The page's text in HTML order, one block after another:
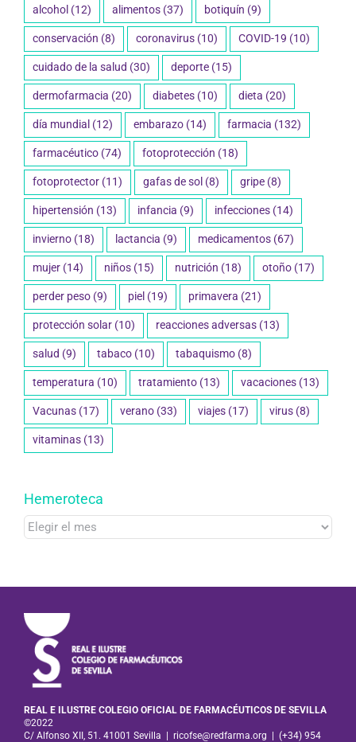
alcohol (12) alimentos (37) botiquín (9)
conservación (8) coronavirus (10) COVID-19 (10)
cuidado de la salud (30) deporte (15)
dermofarmacia (20) diabetes (10) dieta (20)
día mundial (12) embarazo (14) farmacia (132)
farmacéutico (74) fotoprotección (18)
fotoprotector (11) gafas de sol (8) gripe (8)
hipertensión (13) infancia (9) infecciones (14)
invierno (18) lactancia (9) medicamentos (67)
mujer (14) niños (15) nutrición (18) otoño (17)
perder peso (9) piel (19) primavera (21)
protección solar (10) reacciones adversas (13)
salud (9) tabaco (10) tabaquismo (8)
temperatura (10) tratamiento (13) vacaciones (13)
Vacunas (17) verano (33) viajes (17) virus (8)
vitaminas (13)
Hemeroteca
Hemeroteca
REAL E ILUSTRE COLEGIO OFICIAL DE FARMACÉUTICOS DE SEVILLA
©2022
C/ Alfonso XII, 51. 41001 Sevilla | ricofse@redfarma.org | (+34) 954